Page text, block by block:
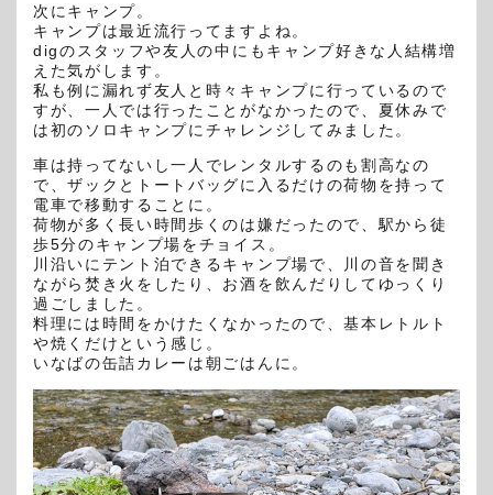
次にキャンプ。
キャンプは最近流行ってますよね。
digのスタッフや友人の中にもキャンプ好きな人結構増
えた気がします。
私も例に漏れず友人と時々キャンプに行っているので
すが、一人では行ったことがなかったので、夏休みで
は初のソロキャンプにチャレンジしてみました。
車は持ってないし一人でレンタルするのも割高なの
で、ザックとトートバッグに入るだけの荷物を持って
電車で移動することに。
荷物が多く長い時間歩くのは嫌だったので、駅から徒
歩5分のキャンプ場をチョイス。
川沿いにテント泊できるキャンプ場で、川の音を聞き
ながら焚き火をしたり、お酒を飲んだりしてゆっくり
過ごしました。
料理には時間をかけたくなかったので、基本レトルト
や焼くだけという感じ。
いなばの缶詰カレーは朝ごはんに。